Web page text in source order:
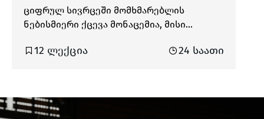
ციფრულ სივრცეში მომხმარებლის
ნებისმიერი ქცევა მონაცემია, მისი
კონკურენტებზე უპირატესობის მოპოვების
ფაქტებზე და არა ვარაუდებზე.
12 ლექცია 24 საათი